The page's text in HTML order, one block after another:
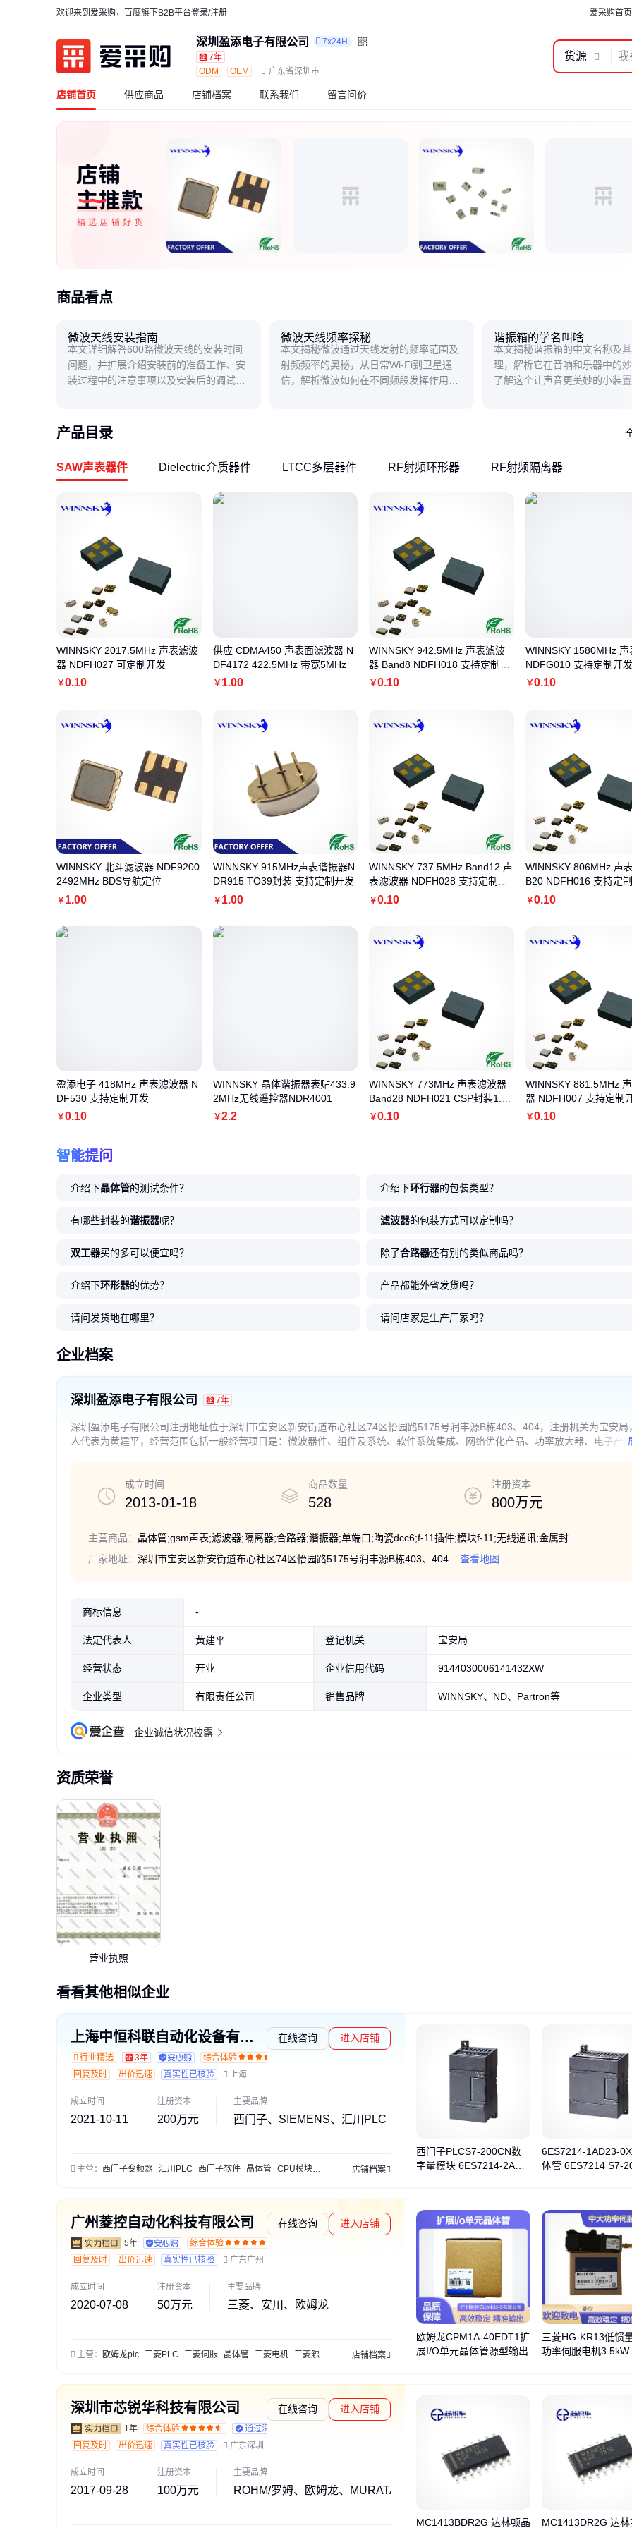
欢迎来到爱采购，百度旗下B2B平台登录/注册 爱采购首页
深圳盈添电子有限公司
7x24H
7年
ODM
OEM 广东省深圳市
货源
店铺首页 供应商品 店铺档案 联系我们 留言问价
商品看点
微波天线安装指南
本文详细解答600路微波天线的安装时间
问题，并扩展介绍安装前的准备工作、安
装过程中的注意事项以及安装后的调试与
微波天线频率探秘
本文揭秘微波通过天线发射的频率范围及
射频频率的奥秘，从日常Wi-Fi到卫星通
信，解析微波如何在不同频段发挥作用，
谐振箱的学名叫啥
本文揭秘谐振箱的中文名称及其
理，解析它在音响和乐器中的妙
了解这个让声音更美妙的小装置
产品目录
SAW声表器件 Dielectric介质器件 LTCC多层器件 RF射频环形器 RF射频隔离器
WINNSKY 2017.5MHz 声表滤波
器 NDFH027 可定制开发
￥0.10
供应 CDMA450 声表面滤波器 N
DF4172 422.5MHz 带宽5MHz
￥ 1.00
WINNSKY 942.5MHz 声表滤波
器 Band8 NDFH018 支持定制开
发
￥0.10
WINNSKY 1580MHz 声
NDFG010 支持定制开发
￥0.10
WINNSKY 北斗滤波器 NDF9200
2492MHz BDS导航定位
￥1.00
WINNSKY 915MHz声表谐振器N
DR915 TO39封装 支持定制开发
￥1.00
WINNSKY 737.5MHz Band12 声
表滤波器 NDFH028 支持定制开
发
￥0.10
WINNSKY 806MHz 声
B20 NDFH016 支持定
￥0.10
盈添电子 418MHz 声表滤波器 N
DF530 支持定制开发
￥0.10
WINNSKY 晶体谐振器表贴433.9
2MHz无线遥控器NDR4001
￥2.2
WINNSKY 773MHz 声表滤波器
Band28 NDFH021 CSP封装1.1*
0.9mm
￥0.10
WINNSKY 881.5MHz
器 NDFH007 支持定制
￥0.10
滤波器 声表面波 NDF9516
滤波器 1250MHz 支持定制开发
1109贴片 NDFH017 可定制
NDF4171 412.5MHz
表滤波器 NDFH013 支持定制开
波器 881MHz 支持定制开发
Band 41 移动通讯用
NDF9266 1268.5MHz 支持定制
波器 72MHz带宽 DCC6 NDF511
智能提问
介绍下晶体管的测试条件？ 介绍下环行器的包装类型？
有哪些封装的谐振器呢？ 滤波器的包装方式可以定制吗？
双工器买的多可以便宜吗？ 除了合路器还有别的类似商品吗？
介绍下环形器的优势？ 产品都能外省发货吗？
请问发货地在哪里？ 请问店家是生产厂家吗？
企业档案
深圳盈添电子有限公司 7年
深圳盈添电子有限公司注册地址位于深圳市宝安区新安街道布心社区74区怡园路5175号润丰源B栋403、404，注册机关为宝安局
人代表为黄建平，经营范围包括一般经营项目是：微波器件、组件及系统、软件系统集成、网络优化产品、功率放大器、电子产
成立时间
2013-01-18
商品数量
528
注册资本
800万元
主营商品：
厂家地址： 深圳市宝安区新安街道布心社区74区怡园路5175号润丰源B栋403、404 查看地图
商标信息 -
法定代表人 黄建平 登记机关 宝安局
经营状态 开业 企业信用代码 9144030006141432XW
企业类型 有限责任公司 销售品牌 WINNSKY、ND、Partron等
企业诚信状况披露
资质荣誉
营业执照
看看其他相似企业
上海中恒科联自动化设备有限公司
行业精选 3年 综合体验
在线咨询 进入店铺
回复及时 出价迅速 真实性已核验 上海
成立时间
2021-10-11
注册资本
200万元
主要品牌
西门子、SIEMENS、汇川PLC
主营： 西门子变频器 汇川PLC 西门子软件 晶体管 CPU模块 西门子 编程软件 功率模块 精智面板 西门子信号板模块 西门子通信模块 西门子
店铺档案
西门子PLCS7-200CN数
字量模块 6ES7214-2AD2
6ES7214-1AD23-
体管 6ES7214 S7-
广州菱控自动化科技有限公司
5年 综合体验
在线咨询 进入店铺
回复及时 出价迅速 真实性已核验 广东广州
成立时间
2020-07-08
注册资本
50万元
主要品牌
三菱、安川、欧姆龙
主营： 欧姆龙plc 三菱PLC 三菱伺服 晶体管 三菱电机 三菱触摸屏 安川伺服 安川电机 Pro-face 普洛菲斯
店铺档案
欧姆龙CPM1A-40EDT1扩
展I/O单元晶体管源型输出
三菱HG-KR13低惯
功率伺服电机3.5kW
深圳市芯锐华科技有限公司
1年 综合体验 通过深度核验
在线咨询 进入店铺
回复及时 出价迅速 真实性已核验 广东深圳
成立时间
2017-09-28
注册资本
100万元
主要品牌
ROHM/罗姆、欧姆龙、MURATA
MC1413BDR2G 达林顿晶 MC1413DR2G 达林